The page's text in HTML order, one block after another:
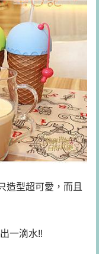
造型超可愛，而且
一滴水!!